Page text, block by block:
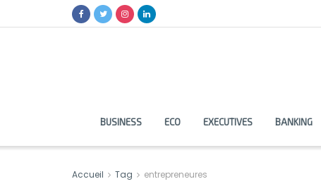
BUSINESS ECO EXECUTIVES BANKING
Accueil Tag entrepreneures